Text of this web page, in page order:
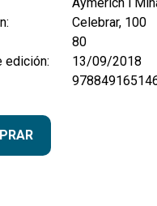
Celebrar, 100
80
edición:
13/09/2018